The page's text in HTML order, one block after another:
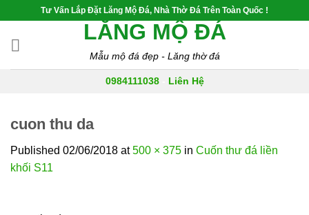
content
Tư Vấn Lắp Đặt Lăng Mộ Đá, Nhà Thờ Đá Trên Toàn Quốc !
LĂNG MỘ ĐÁ
Mẫu mộ đá đẹp - Lăng thờ đá
0984111038- Liên Hệ
cuon thu da
Published 02/06/2018 at500 × 375 in Cuốn thư đá liền
khối S11